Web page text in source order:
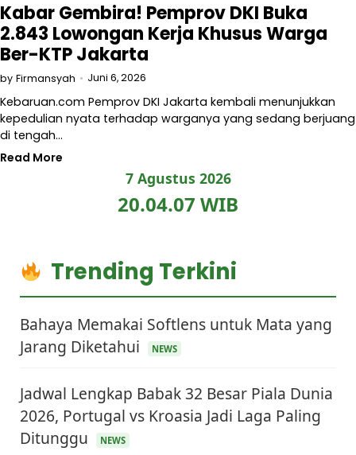
Kabar Gembira! Pemprov DKI Buka
2.843 Lowongan Kerja Khusus Warga
Ber-KTP Jakarta
by Firmansyah Juni 6, 2026
Kebaruan.com Pemprov DKI Jakarta kembali menunjukkan
kepedulian nyata terhadap warganya yang sedang berjuang
di tengah…
Read More
7 Agustus 2026
20.04.07 WIB
Trending Terkini
Bahaya Memakai Softlens untuk Mata yang
Jarang Diketahui
NEWS
Jadwal Lengkap Babak 32 Besar Piala Dunia
2026, Portugal vs Kroasia Jadi Laga Paling
Ditunggu
NEWS